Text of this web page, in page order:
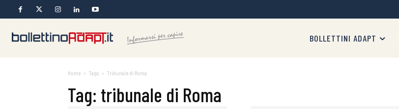
BOLLETTINI ADAPT
Home Tags Tribunale di Roma
Tag: tribunale di Roma